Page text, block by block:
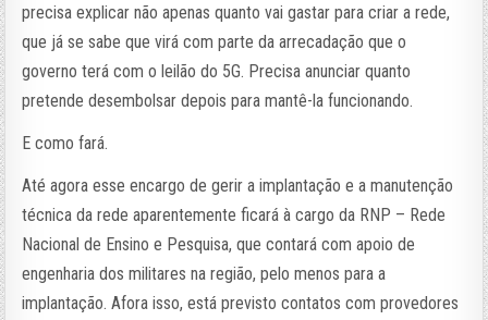
precisa explicar não apenas quanto vai gastar para criar a rede,
que já se sabe que virá com parte da arrecadação que o
governo terá com o leilão do 5G. Precisa anunciar quanto
pretende desembolsar depois para mantê-la funcionando.
E como fará.
Até agora esse encargo de gerir a implantação e a manutenção
técnica da rede aparentemente ficará à cargo da RNP – Rede
Nacional de Ensino e Pesquisa, que contará com apoio de
engenharia dos militares na região, pelo menos para a
implantação. Afora isso, está previsto contatos com provedores